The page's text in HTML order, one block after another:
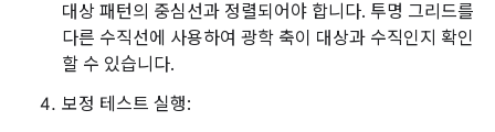
대상 패턴의 중심선과 정렬되어야 합니다. 투명 그리드를
다른 수직선에 사용하여 광학 축이 대상과 수직인지 확인
할 수 있습니다.
보정 테스트 실행: